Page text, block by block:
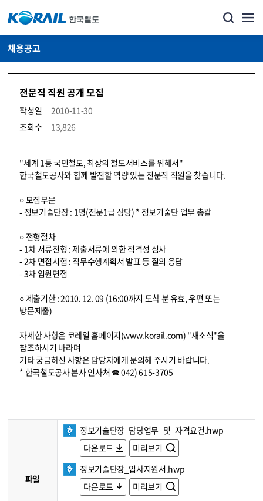
채용공고
전문직 직원 공개 모집
작성일
2010-11-30
조회수
13,826
코레일소개_경영공시_채용공고 상세보기 – 내용, 파일, 담당자 연락처로 구성
"세계 1등 국민철도, 최상의 철도서비스를 위해서"
한국철도공사와 함께 발전할 역량 있는 전문직 직원을 찾습니다.
○ 모집부문
- 정보기술단장 : 1명(전문1급 상당) * 정보기술단 업무 총괄
○ 전형절차
- 1차 서류전형 : 제출서류에 의한 적격성 심사
- 2차 면접시험 : 직무수행계획서 발표 등 질의 응답
- 3차 임원면접
○ 제출기한 : 2010. 12. 09 (16:00까지 도착 분 유효, 우편 또는
방문제출)
자세한 사항은 코레일 홈페이지(www.korail.com) "새소식"을
참조하시기 바라며
기타 궁금하신 사항은 담당자에게 문의해 주시기 바랍니다.
* 한국철도공사 본사 인사처 ☎ 042) 615-3705
파일
정보기술단장_담당업무_및_자격요건.hwp
다운로드
미리보기
정보기술단장_입사지원서.hwp
다운로드
미리보기